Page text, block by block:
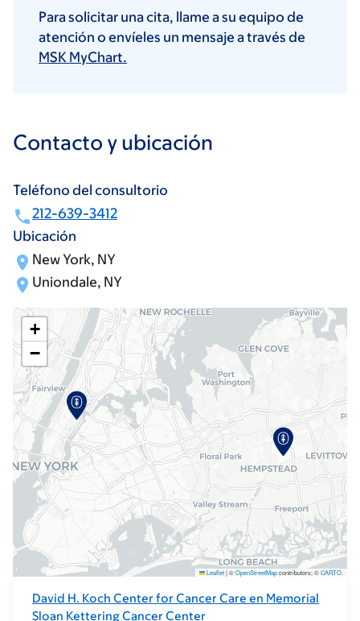
Para solicitar una cita, llame a su equipo de
atención o envíeles un mensaje a través de
MSK MyChart.
Contacto y ubicación
Teléfono del consultorio
212-639-3412
Ubicación
New York, NY
Uniondale, NY
David H. Koch Center for Cancer Care en Memorial
Sloan Kettering Cancer Center
+
−
Leaflet|©OpenStreetMapcontributors; ©CARTO.